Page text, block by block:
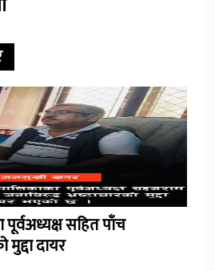
सहित पाँच
मुद्दा दायर